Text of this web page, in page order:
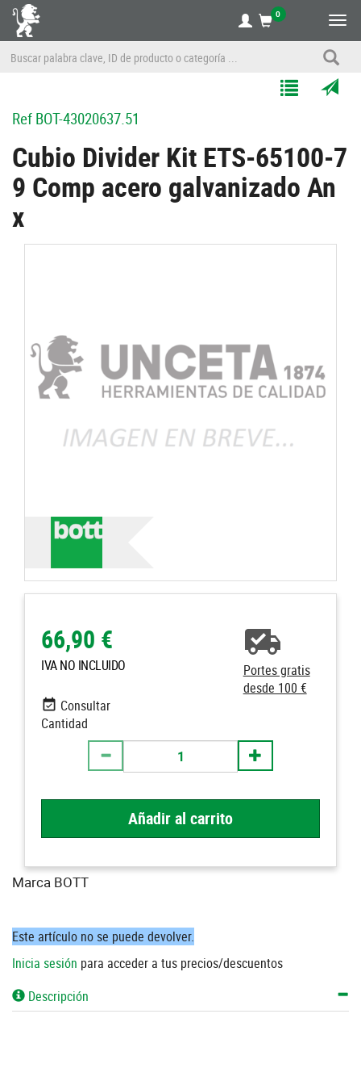
0
correo
a
un
Listas
RefBOT-43020637.51
Cubio Divider Kit ETS-65100-7
9 Comp acero galvanizado An
x
66,90 €
IVA NO INCLUIDO
Portes gratis
desde 100 €
Consultar
Cantidad
Añadir al carrito
Marca BOTT
Este artículo no se puede devolver.
Inicia sesión para acceder a tus precios/descuentos
Descripción